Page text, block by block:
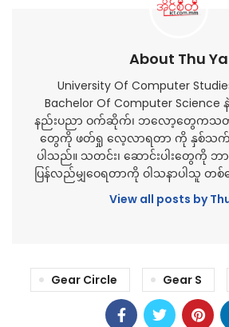
About Thu Ya
University Of Computer
Bachelor Of Computer
နည်းပညာ ဝက်ဆိုက်၊ ဘလော့တွေကသတင်
တွေကို ဖတ်ရှု လေ့လာရတာ ကို နှစ်သ
ပါသည်။ သတင်း၊ ဆောင်းပါးတွေကို ဘာသ
ပြန်လည်မျှဝေရတာကို ဝါသနာပါသူ တ
View all posts by
Gear Circle Gear S